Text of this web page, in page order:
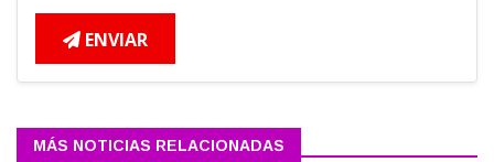
ENVIAR
MÁS NOTICIAS RELACIONADAS